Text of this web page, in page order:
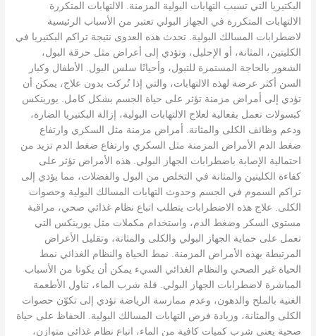
البكتيريا التي تسبب التهابات البولية المزمنة. الالتهابات المتكررة
الالتهابات المتكررة في الجهاز البولي تعتبر من الأسباب الرئيسية
لاضطرابات المسالك البولية. تحدث هذه العدوى نتيجة تراكم البكتيريا في
الكليتين، المثانة، أو الإحليل، وتؤدي إلى أعراض مثل حرقة البول،
الشعور بالحاجة المستمرة للتبول، وأحيانًا سلس البول. الأطفال وكبار
السن أكثر عرضة لهذه الالتهابات، والتي إذا تُركت بدون علاج، يمكن أن
تؤدي إلى أمراض مزمنة تؤثر على حياة الجسم بشكل كامل. يورينكس
كبسولات تعمل بفعالية لعلاج الالتهابات البولية، إزالة البكتيريا الضارة،
ودعم وظائف الكلى والمثانة. أمراض مزمنة مثل السكري وارتفاع
ضغط الدم الأمراض المزمنة مثل السكري وارتفاع ضغط الدم تزيد من
احتمالية الإصابة باضطرابات الجهاز البولي. هذه الأمراض تؤثر على
كفاءة الكليتين والمثانة في التخلص من البول والفضلات، مما يؤدي إلى
تراكم السموم في الجسم وحدوث التهابات المسالك البولية وحصوات
الكلى. علاج هذه الاضطرابات يتطلب اتباع نظام غذائي صحي، مراقبة
مستوى السكر وضغط الدم، واستخدام مكملات مثل يورينكس التي
تعمل على حماية الجهاز البولي والكلى والمثانة، وتقليل الأعراض
المرتبطة بهذه الأمراض المزمنة. نمط الحياة والنظام الغذائي نمط
الحياة غير الصحي والنظام الغذائي السيء يمكن أن يكونا من الأسباب
المباشرة لاضطرابات الجهاز البولي. قلة شرب الماء، تناول الأطعمة
الغنية بالملح والدهون، وعدم ممارسة الرياضة تؤدي إلى تكوّن حصوات
الكلى والمثانة، وزيادة فرص التهابات المسالك البولية. الحفاظ على حياة
صحية يعني شرب كميات كافية من الماء، اتباع نظام غذائي متوازن،